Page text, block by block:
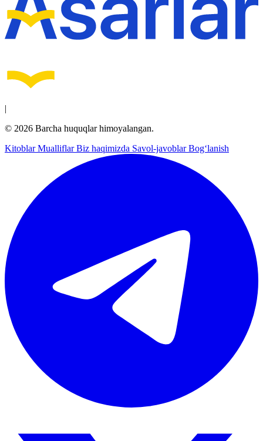
|
© 2026 Barcha huquqlar himoyalangan.
KitoblarMualliflarBiz haqimizda Savol-javoblarBog‘lanish